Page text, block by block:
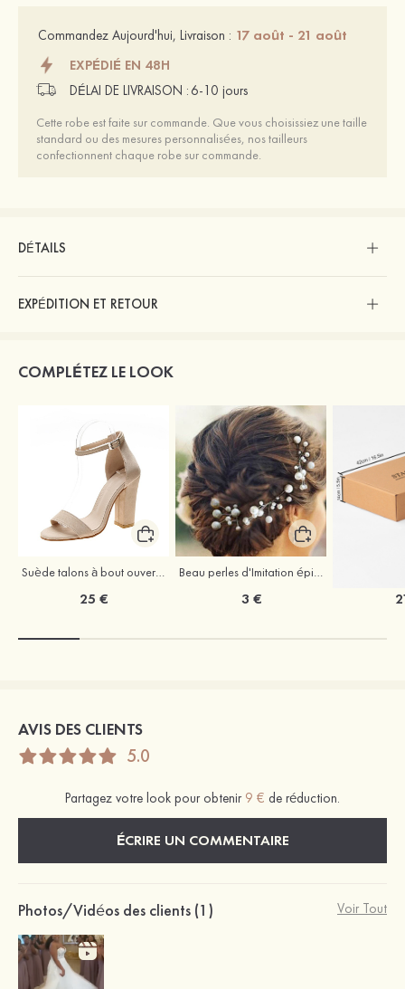
Commandez Aujourd'hui, Livraison : 17 août - 21 août
EXPÉDIÉ EN 48H
DÉLAI DE LIVRAISON : 6-10 jours
Cette robe est faite sur commande. Que vous choisissiez une taille
standard ou des mesures personnalisées, nos tailleurs
confectionnent chaque robe sur commande.
DÉTAILS
EXPÉDITION ET RETOUR
COMPLÉTEZ LE LOOK
Suède talons à bout ouvert sandales talon bottier chaussures pour les soirées
25 €
Beau perles d'Imitation épingles à cheveux coiffe
3 €
AVIS DES CLIENTS
5.0
Partagez votre look pour obtenir 9 € de réduction.
ÉCRIRE UN COMMENTAIRE
Photos/Vidéos des clients (1) Voir Tout